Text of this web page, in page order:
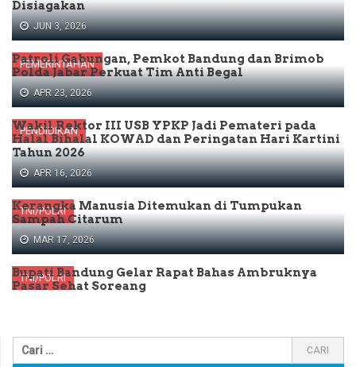
Disiagakan
PEMERINTAHAN
JUN 3, 2026
Patroli Gabungan, Pemkot Bandung dan Brimob
Polda Jabar Perkuat Tim Anti Begal
PENDIDIKAN
APR 23, 2026
Wakil Rektor III USB YPKP Jadi Pemateri pada
Halal Bihalal KOWAD dan Peringatan Hari Kartini
Tahun 2026
TNI/POLRI
APR 16, 2026
Kerangka Manusia Ditemukan di Tumpukan
Sampah Citarum
TNI/POLRI
MAR 17, 2026
Bupati Bandung Gelar Rapat Bahas Ambruknya
Pasar Sehat Soreang